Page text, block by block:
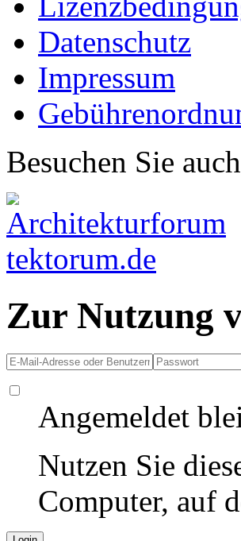
Datenschutz
Impressum
Besuchen Sie
Zur Nutzung
Angemeldet
Nutzen Sie
Computer, auf